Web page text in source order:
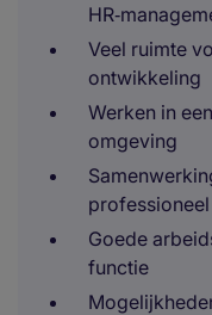
Veel ruimte
ontwikkeling
Werken in
omgeving
Goede
functie